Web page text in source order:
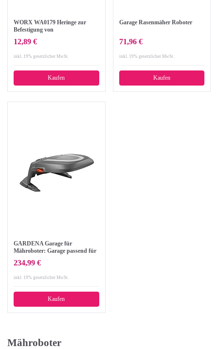
WORX WA0179 Heringe zur
Befestigung von
Mähroboter – WORX Zubehör
zur Erweiterung des
12,89 €
inkl. 19% gesetzlicher MwSt.
Kaufen
Garage Rasenmäher Roboter
71,96 €
inkl. 19% gesetzlicher MwSt.
Kaufen
GARDENA Garage für
Mähroboter: Garage passend für
smart SILENO, smart SILENO+,
Regenschutz für Rasenroboter
234,99 €
inkl. 19% gesetzlicher MwSt.
Kaufen
Mähroboter